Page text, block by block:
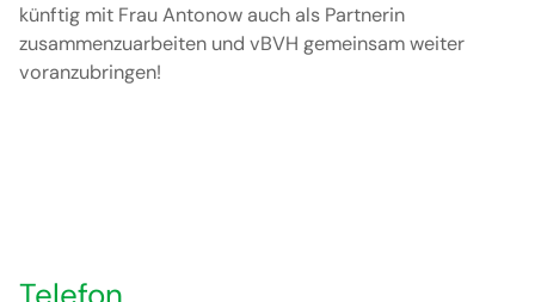
künftig mit Frau Antonow auch als Partnerin
zusammenzuarbeiten und vBVH gemeinsam weiter
voranzubringen!